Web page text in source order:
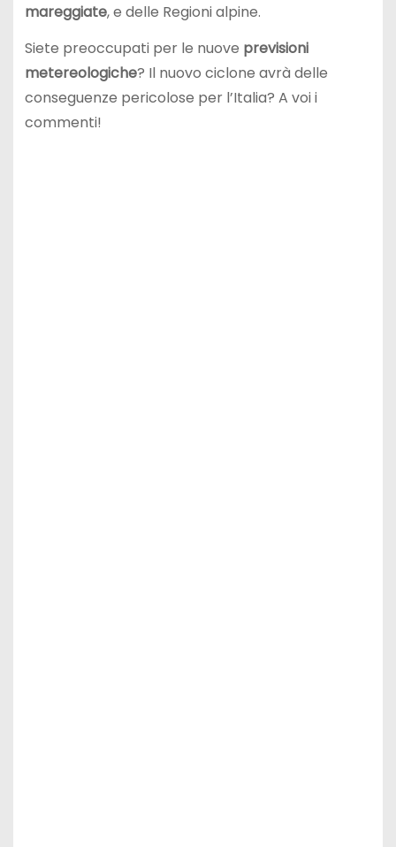
mareggiate, e delle Regioni alpine.
Siete preoccupati per le nuove previsioni
metereologiche? Il nuovo ciclone avrà delle
conseguenze pericolose per l’Italia? A voi i
commenti!